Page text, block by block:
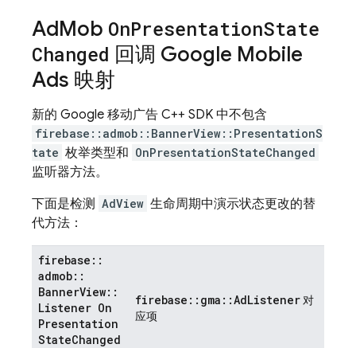
AdMob OnPresentationState
Changed 回调 Google Mobile
Ads 映射
新的 Google 移动广告 C++ SDK 中不包含
firebase::admob::BannerView::PresentationS
tate 枚举类型和 OnPresentationStateChanged
监听器方法。
下面是检测 AdView 生命周期中演示状态更改的替
代方法：
firebase ::
admob::
BannerView::
Listener On
Presentation
StateChanged
firebase :: gma ::AdListener对
应项